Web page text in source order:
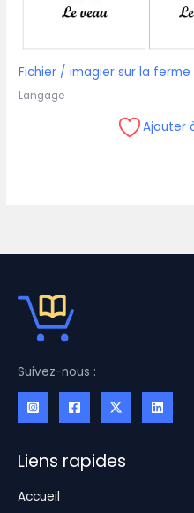
Fichier / imagier sur la ferme
Langage
Ajouter
Suivez-nous :
Liens rapides
Accueil